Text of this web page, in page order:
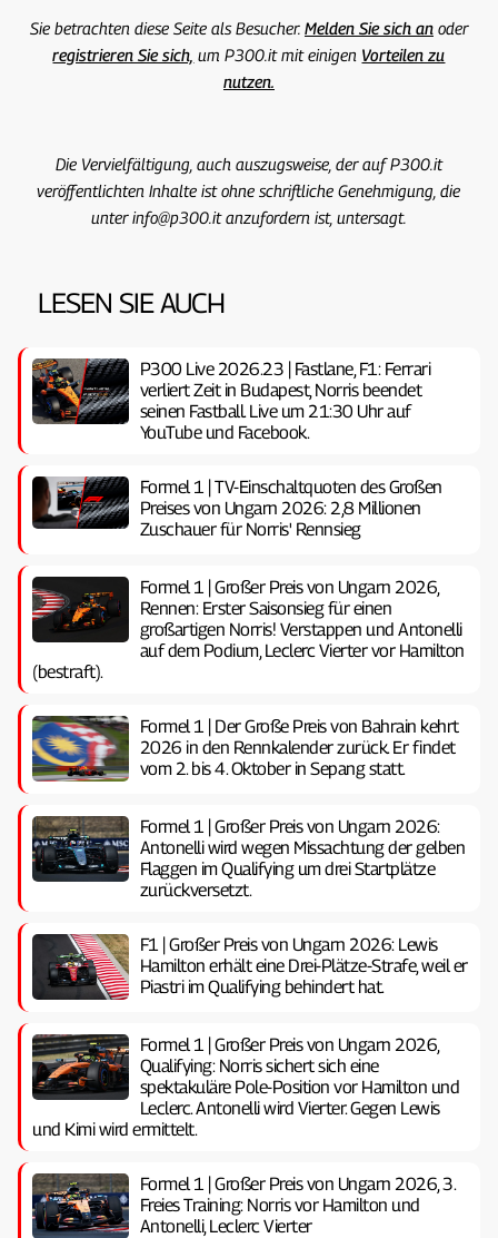
Sie betrachten diese Seite als Besucher. Melden Sie sich anoder
registrieren Sie sich, um P300.it mit einigen Vorteilen zu
nutzen.
Die Vervielfältigung, auch auszugsweise, der auf P300.it
veröffentlichten Inhalte ist ohne schriftliche Genehmigung, die
unter info@p300.it anzufordern ist, untersagt.
LESEN SIE AUCH
P300 Live 2026.23 | Fastlane, F1: Ferrari
verliert Zeit in Budapest, Norris beendet
seinen Fastball. Live um 21:30 Uhr auf
YouTube und Facebook.
Formel 1 | TV-Einschaltquoten des Großen
Preises von Ungarn 2026: 2,8 Millionen
Zuschauer für Norris' Rennsieg
Formel 1 | Großer Preis von Ungarn 2026,
Rennen: Erster Saisonsieg für einen
großartigen Norris! Verstappen und Antonelli
auf dem Podium, Leclerc Vierter vor Hamilton
(bestraft).
Formel 1 | Der Große Preis von Bahrain kehrt
2026 in den Rennkalender zurück. Er findet
vom 2. bis 4. Oktober in Sepang statt.
Formel 1 | Großer Preis von Ungarn 2026:
Antonelli wird wegen Missachtung der gelben
Flaggen im Qualifying um drei Startplätze
zurückversetzt.
F1 | Großer Preis von Ungarn 2026: Lewis
Hamilton erhält eine Drei-Plätze-Strafe, weil er
Piastri im Qualifying behindert hat.
Formel 1 | Großer Preis von Ungarn 2026,
Qualifying: Norris sichert sich eine
spektakuläre Pole-Position vor Hamilton und
Leclerc. Antonelli wird Vierter. Gegen Lewis
und Kimi wird ermittelt.
Formel 1 | Großer Preis von Ungarn 2026, 3.
Freies Training: Norris vor Hamilton und
Antonelli, Leclerc Vierter